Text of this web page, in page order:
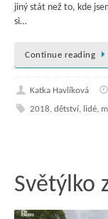
jiný stát než to, kde
si…
Continue reading
Katka Havlíková
2018, dětství, lidé,
Světýlko